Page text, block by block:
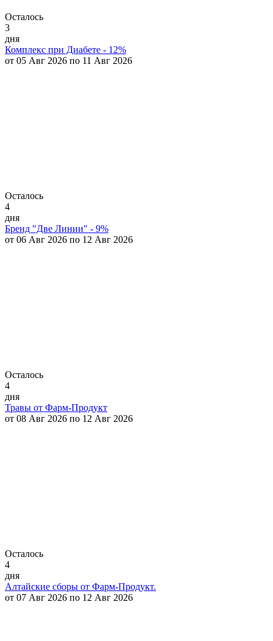
Осталось
3
дня
Комплекс при Диабете - 12%
от 05 Авг 2026 по 11 Авг 2026
Осталось
4
дня
Бренд "Две Линии" - 9%
от 06 Авг 2026 по 12 Авг 2026
Осталось
4
дня
Травы от Фарм-Продукт
от 08 Авг 2026 по 12 Авг 2026
Осталось
4
дня
Алтайские сборы от Фарм-Продукт.
от 07 Авг 2026 по 12 Авг 2026